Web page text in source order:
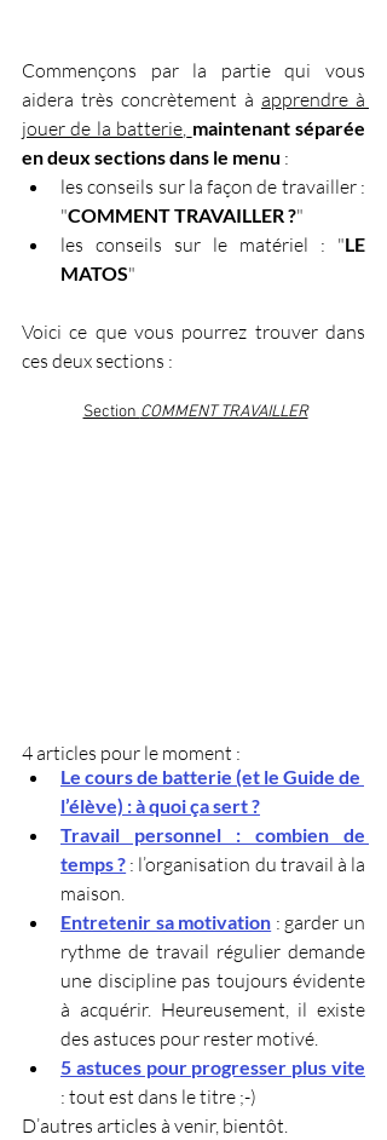
Commençons par
la partie qui vous
aidera très concrètement à apprendre à
jouer de la batterie maintenant séparée
en deux sections dans le menu :
les conseils sur la façon de travailler :
"COMMENT TRAVAILLER ?"
les conseils sur le matériel : "LE
MATOS"
Voici ce que vous pourrez trouver dans
ces deux sections :
Section COMMENT TRAVAILLER
4 articles pour le moment :
Le cours de batterie (et le Guide de
l’élève) : à quoi ça sert ?
Travail personnel : combien de
temps ? : l’organisation du travail à la
maison.
Entretenir sa motivation : garder un
rythme de travail régulier demande
une discipline pas toujours évidente
à acquérir. Heureusement, il existe
des astuces pour rester motivé.
5 astuces pour progresser plus vite
: tout est dans le titre ;-)
D’autres articles à venir, bientôt.